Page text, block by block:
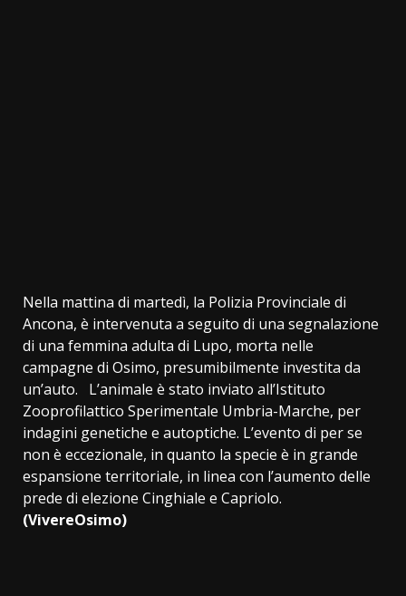
Nella mattina di martedì, la Polizia Provinciale di
Ancona, è intervenuta a seguito di una segnalazione
di una femmina adulta di Lupo, morta nelle
campagne di Osimo, presumibilmente investita da
un’auto. L’animale è stato inviato all’Istituto
Zooprofilattico Sperimentale Umbria-Marche, per
indagini genetiche e autoptiche. L’evento di per se
non è eccezionale, in quanto la specie è in grande
espansione territoriale, in linea con l’aumento delle
prede di elezione Cinghiale e Capriolo.
(VivereOsimo)